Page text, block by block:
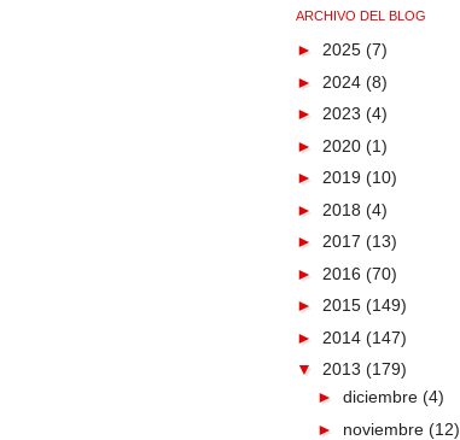
ARCHIVO DEL BLOG
► 2025 (7)
► 2024 (8)
► 2023 (4)
► 2020 (1)
► 2019 (10)
► 2018 (4)
► 2017 (13)
► 2016 (70)
► 2015 (149)
► 2014 (147)
▼ 2013 (179)
► diciembre (4)
► noviembre (12)